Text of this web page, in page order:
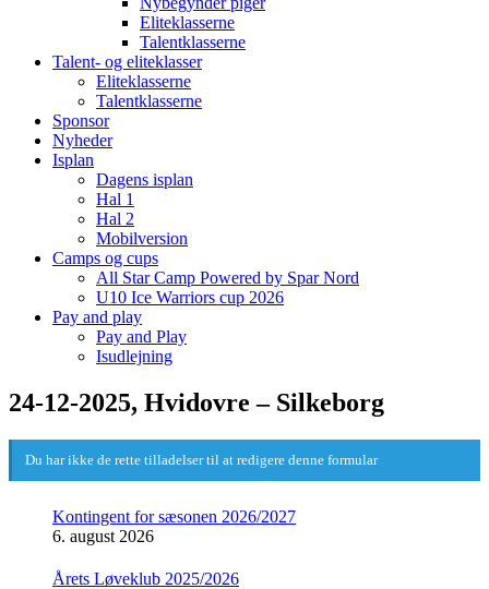
Eliteklasserne
Talentklasserne
Talent- og eliteklasser
Eliteklasserne
Talentklasserne
Sponsor
Nyheder
Isplan
Dagens isplan
Hal 1
Hal 2
Mobilversion
Camps og cups
All Star Camp Powered by Spar Nord
U10 Ice Warriors cup 2026
Pay and play
Pay and Play
Isudlejning
24-12-2025, Hvidovre – Silkeborg
Du har ikke de rette tilladelser til at redigere denne formular
Kontingent for sæsonen 2026/2027
6. august 2026
Årets Løveklub 2025/2026